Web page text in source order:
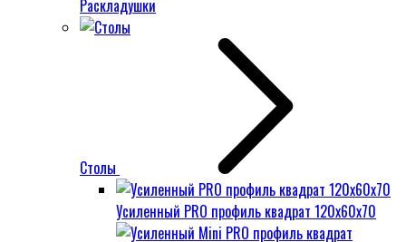
Раскладушки
Столы
Усиленный PRO профиль квадрат 120х60х70